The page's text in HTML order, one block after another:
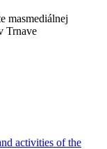
masmediálnej
Trnave
activities of the